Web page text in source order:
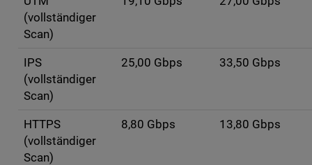
(vollständiger
Scan)
IPS
(vollständiger
Scan)
25,00 Gbps 33,50 Gbps
HTTPS
(vollständiger
Scan)
8,80 Gbps 13,80 Gbps